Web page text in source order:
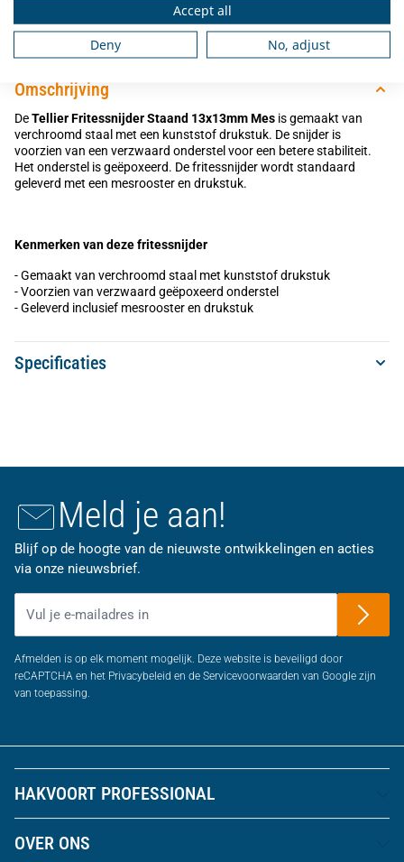
Omschrijving
DeTellier Fritessnijder Staand 13x13mm Mes is gemaakt van
verchroomd staal met een kunststof drukstuk. De snijder is
voorzien van een verzwaard onderstel voor een betere stabiliteit.
Het onderstel is geëpoxeerd. De fritessnijder wordt standaard
geleverd met een mesrooster en drukstuk.
Kenmerken van deze fritessnijder
- Gemaakt van verchroomd staal met kunststof drukstuk
- Voorzien van verzwaard geëpoxeerd onderstel
- Geleverd inclusief mesrooster en drukstuk
Specificaties
Meld je aan!
Blijf op de hoogte van de nieuwste ontwikkelingen en acties
via onze nieuwsbrief.
Afmelden is op elk moment mogelijk. Deze website is beveiligd door
reCAPTCHA en het Privacybeleid en de Servicevoorwaarden van Google zijn
van toepassing.
HAKVOORT PROFESSIONAL
OVER ONS
Accept all
Deny
No, adjust